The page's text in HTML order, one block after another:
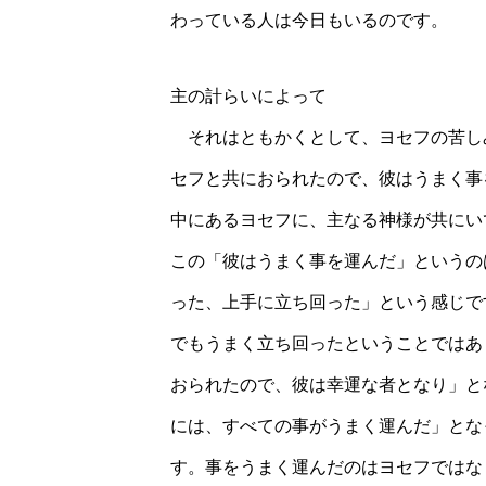
わっている人は今日もいるのです。
主の計らいによって
それはともかくとして、ヨセフの苦
セフと共におられたので、彼はうまく
中にあるヨセフに、主なる神様が共に
この「彼はうまく事を運んだ」という
った、上手に立ち回った」という感じ
でもうまく立ち回ったということでは
おられたので、彼は幸運な者となり」
には、すべての事がうまく運んだ」と
す。事をうまく運んだのはヨセフでは